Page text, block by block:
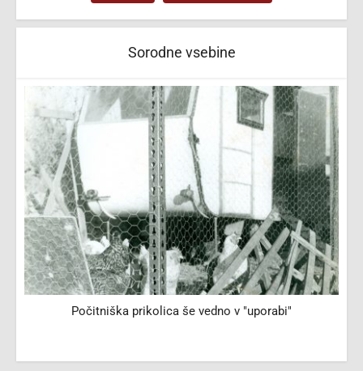
Sorodne vsebine
Počitniška prikolica še vedno v "uporabi"